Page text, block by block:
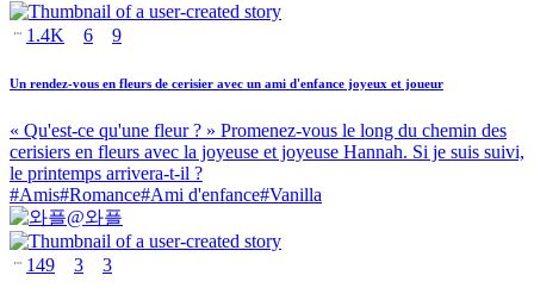
1.4K 6 9
Un rendez-vous en fleurs de cerisier avec un ami d'enfance joyeux et joueur
« Qu'est-ce qu'une fleur ? » Promenez-vous le long du chemin des
cerisiers en fleurs avec la joyeuse et joyeuse Hannah. Si je suis suivi,
le printemps arrivera-t-il ?
#Amis#Romance#Ami d'enfance#Vanilla
@와플
149 3 3